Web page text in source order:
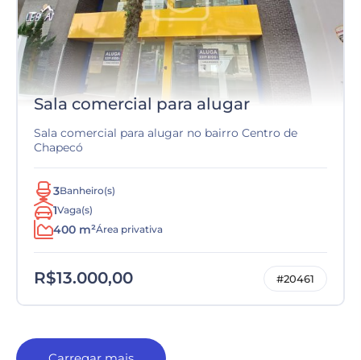
Sala comercial para alugar
Sala comercial para alugar no bairro Centro de
Chapecó
3Banheiro(s)
1Vaga(s)
400 m²Área privativa
R$13.000,00 #20461